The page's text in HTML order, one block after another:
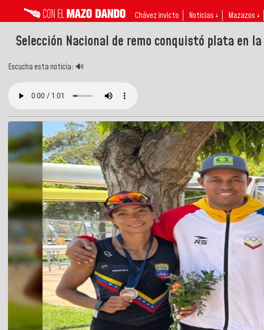
Chávez invicto Noticias ↓ Mazazos ↓
Selección Nacional de remo conquistó plata en
Escucha esta noticia: 🔊